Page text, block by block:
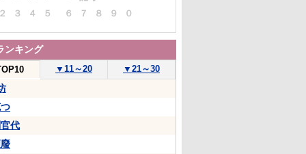
２ ３ ４ ５ ６ ７ ８ ９ ０
ンキング
▼ 11～20 ▼ 21～30
代